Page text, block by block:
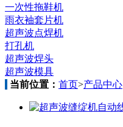
一次性拖鞋机
雨衣袖套片机
超声波点焊机
打孔机
超声波焊头
超声波模具
当前位置： 首页>产品中心